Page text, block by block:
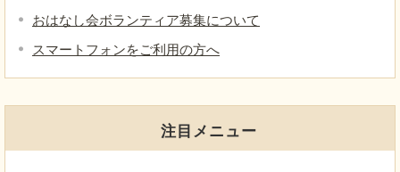
おはなし会ボランティア募集について
スマートフォンをご利用の方へ
注目メニュー